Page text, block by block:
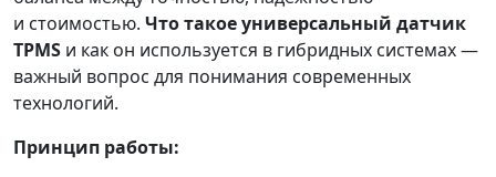
и стоимостью. Что такое универсальный датчик
TPMS и как он используется в гибридных системах —
важный вопрос для понимания современных
технологий.
Принцип работы: